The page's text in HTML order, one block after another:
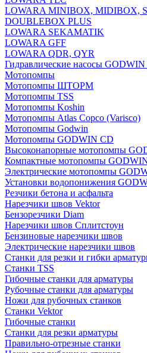
LOWARA MINIBOX, MIDIBOX,
DOUBLEBOX PLUS
LOWARA SEKAMATIK
LOWARA GFF
LOWARA QDR, QYR
Гидравлические насосы
Мотопомпы
Мотопомпы ШТОРМ
Мотопомпы TSS
Мотопомпы Koshin
Мотопомпы Atlas Copco (Varisco)
Мотопомпы Godwin
Мотопомпы GODWIN CD
Высоконапорные мотопомпы
Компактные мотопомпы
Электрические мотопомпы
Установки водопонижения
Резчики бетона и асфальта
Нарезчики швов Vektor
Бензорезчики Diam
Нарезчики швов Сплитстоун
Бензиновые нарезчики швов
Электрические нарезчики швов
Станки для резки и гибки
Станки TSS
Гибочные станки для арматуры
Рубочные станки для арматуры
Ножи для рубочных станков
Станки Vektor
Гибочные станки
Станки для резки арматуры
Правильно-отрезные станки